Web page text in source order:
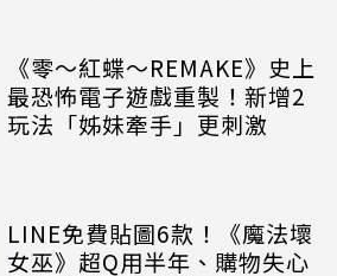
《零～紅蝶～REMAKE》史上
最恐怖電子遊戲重製！新增2
玩法「姊妹牽手」更刺激
LINE免費貼圖6款！《魔法壞
女巫》超Q用半年、購物失心